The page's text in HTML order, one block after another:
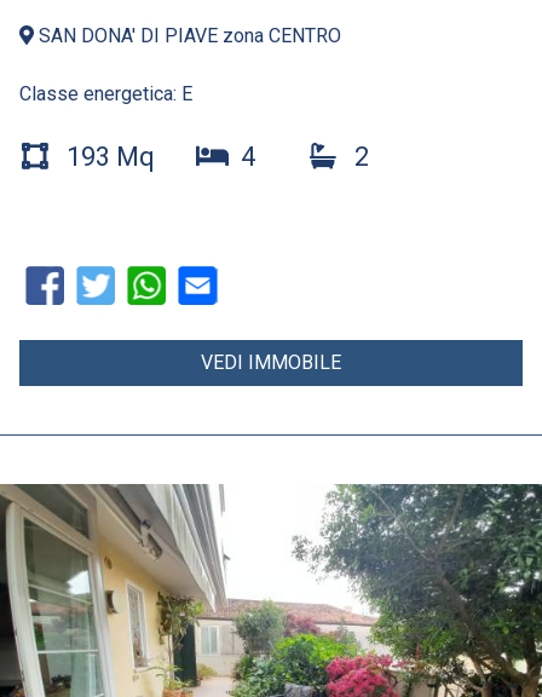
SAN DONA' DI PIAVE zona CENTRO
Classe energetica: E
193 Mq 4 2
VEDI IMMOBILE